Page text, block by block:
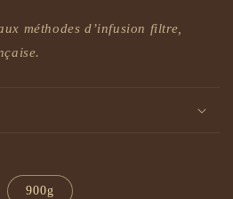
méthodes d’infusion filtre,
900g